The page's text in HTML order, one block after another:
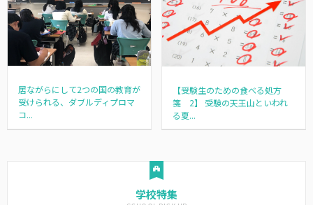
居ながらにして2つの国の教育が
受けられる、ダブルディプロマ
コ...
【受験生のための食べる処方
箋 2】 受験の天王山といわれ
る夏...
学校特集